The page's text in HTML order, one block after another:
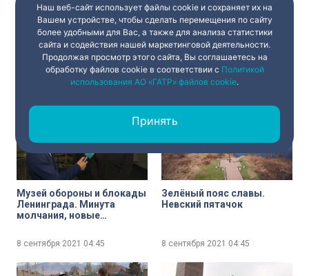
«Блокада. Всегда со
мной». Живые истории
свидетелей
Зелёный пояс славы.
Цветок жизни
8 сентября 2021
Музей обороны и блокады
Ленинграда. Минута
молчания, новые
события, посвященные
80-летию начала блокады
Ленинграда
8 сентября 2021 04:45
Зелёный пояс славы.
Невский пятачок
8 сентября 2021 04:45
Наш веб-сайт использует файлы cookie и сохраняет их на
Вашем устройстве, чтобы сделать перемещения по сайту
более удобными для Вас, а также для анализа статистики
сайта и содействия нашей маркетинговой деятельности.
Продолжая просмотр этого сайта, Вы соглашаетесь на
обработку файлов cookie в соответствии с Политикой
использования АО «ГАТР» файлов cookie.
Принять